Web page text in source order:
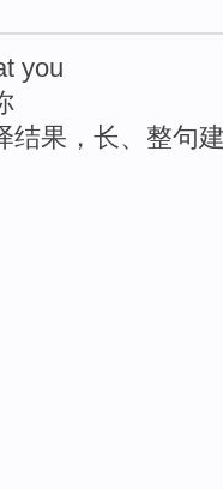
you
结果，长、整句